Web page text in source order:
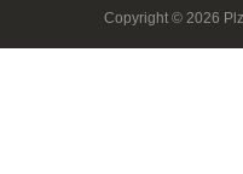
Copyright © 2026